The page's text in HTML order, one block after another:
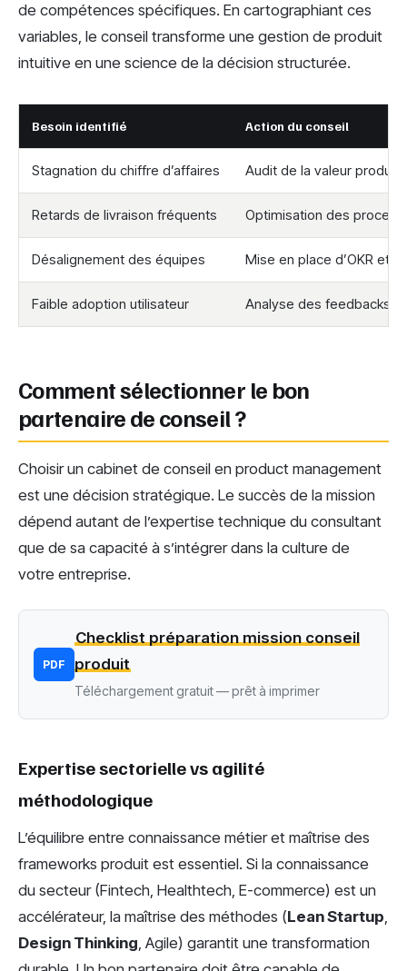
de compétences spécifiques. En cartographiant ces
variables, le conseil transforme une gestion de produit
intuitive en une science de la décision structurée.
Besoin identifié Action du conseil
Stagnation du chiffre d’affaires Audit de la valeur produit
Retards de livraison fréquents Optimisation des
Désalignement des équipes Mise en place d’OKR et
Faible adoption utilisateur Analyse des feedbacks
Comment sélectionner le bon
partenaire de conseil ?
Choisir un cabinet de conseil en product management
est une décision stratégique. Le succès de la mission
dépend autant de l’expertise technique du consultant
que de sa capacité à s’intégrer dans la culture de
votre entreprise.
PDF
Checklist préparation mission conseil
produit
Téléchargement gratuit — prêt à imprimer
Expertise sectorielle vs agilité
méthodologique
L’équilibre entre connaissance métier et maîtrise des
frameworks produit est essentiel. Si la connaissance
du secteur (Fintech, Healthtech, E-commerce) est un
accélérateur, la maîtrise des méthodes (Lean Startup,
Design Thinking, Agile) garantit une transformation